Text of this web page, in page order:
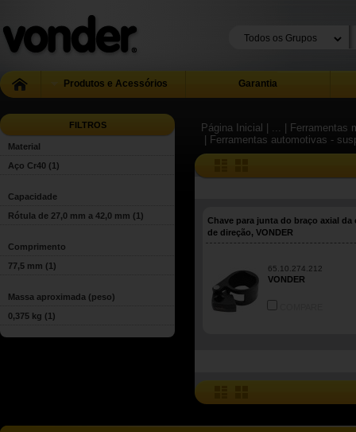
Produtos e Acessórios Garantia
FILTROS
Material
Aço Cr40 (1)
Capacidade
Rótula de 27,0 mm a 42,0 mm (1)
Comprimento
77,5 mm (1)
Massa aproximada (peso)
0,375 kg (1)
Página Inicial | ...
|
| Ferramentas automotivas -
Chave para junta do braço axial da
de direção, VONDER
65.10.274.212
VONDER